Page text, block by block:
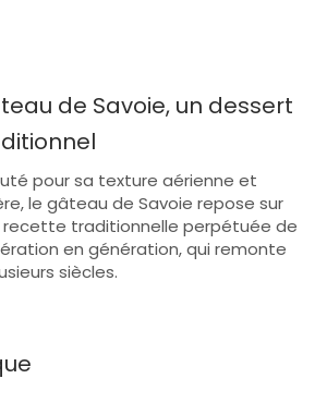
de Savoie, un dessert
pour sa texture aérienne et
le gâteau de Savoie repose sur
recette traditionnelle perpétuée de
en génération, qui remonte
siècles.